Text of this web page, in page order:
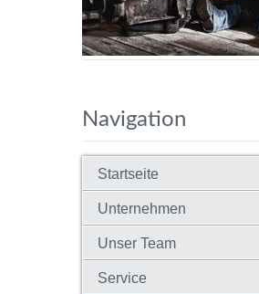
Navigation
Startseite
Unternehmen
Unser Team
Service